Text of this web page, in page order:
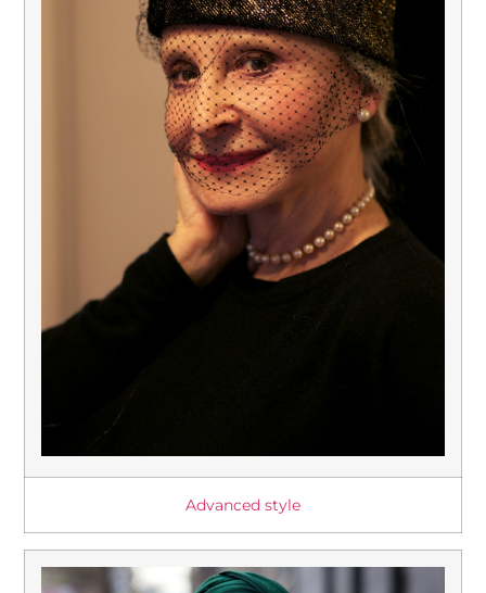
Advanced style